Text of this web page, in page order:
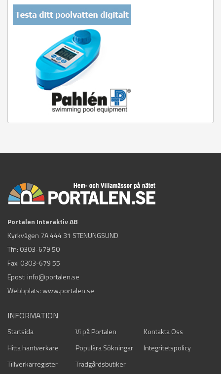
Portalen Interaktiv AB
Kyrkvägen 7A 444 31 STENUNGSUND
Tfn: 0303-679 50
Fax: 0303-679 55
Epost: info@portalen.se
Webbplats: www.portalen.se
INFORMATION
Startsida Vi på Portalen
Kontakta Oss
Hitta hantverkare
Populära Sökningar
Integritetspolicy
Tillverkarregister
Trädgårdsbutiker